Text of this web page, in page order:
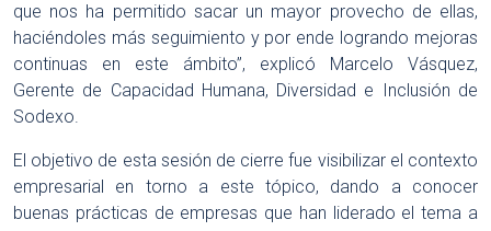
que nos ha permitido sacar un mayor provecho de ellas,
haciéndoles más seguimiento y por ende logrando mejoras
continuas en este ámbito”, explicó Marcelo Vásquez,
Gerente de Capacidad Humana, Diversidad e Inclusión de
Sodexo.
El objetivo de esta sesión de cierre fue visibilizar el contexto
empresarial en torno a este tópico, dando a conocer
buenas prácticas de empresas que han liderado el tema a